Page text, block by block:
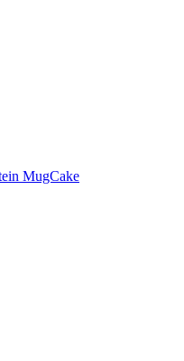
MugCake